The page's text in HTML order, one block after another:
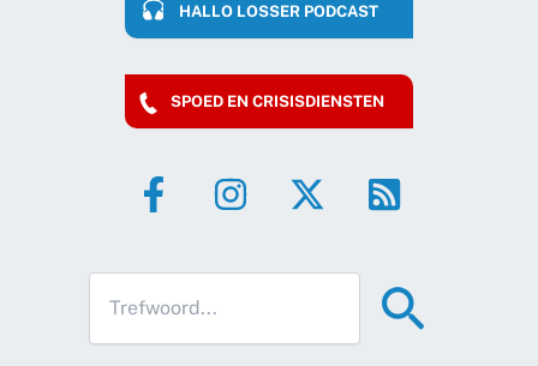
HALLO LOSSER PODCAST
SPOED EN CRISISDIENSTEN